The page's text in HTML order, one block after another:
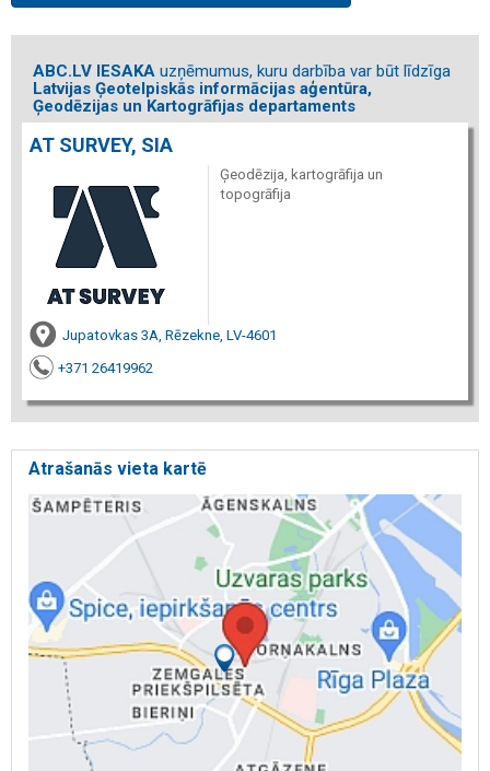
ABC.LV IESAKA uzņēmumus, kuru darbība var būt līdzīga
Latvijas Ģeotelpiskās informācijas aģentūra,
Ģeodēzijas un Kartogrāfijas departaments
AT SURVEY, SIA
Ģeodēzija, kartogrāfija un
topogrāfija
Jupatovkas 3A, Rēzekne, LV-4601
+371 26419962
Atrašanās vieta kartē